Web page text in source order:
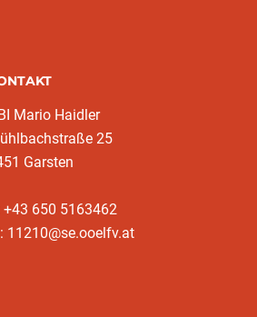
Mario Haidler
25
Garsten
+43 650 5163462
11210@se.ooelfv.at